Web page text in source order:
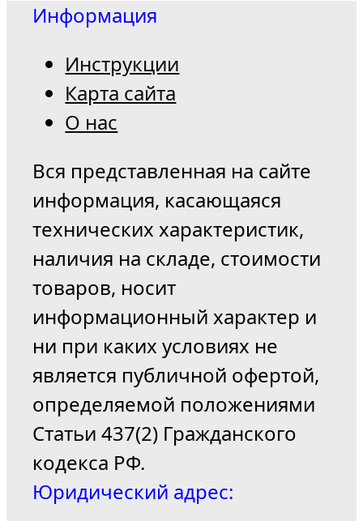
Информация
Инструкции
Карта сайта
О нас
Вся представленная на сайте
информация, касающаяся
технических характеристик,
наличия на складе, стоимости
товаров, носит
информационный характер и
ни при каких условиях не
является публичной офертой,
определяемой положениями
Статьи 437(2) Гражданского
кодекса РФ.
Юридический адрес: